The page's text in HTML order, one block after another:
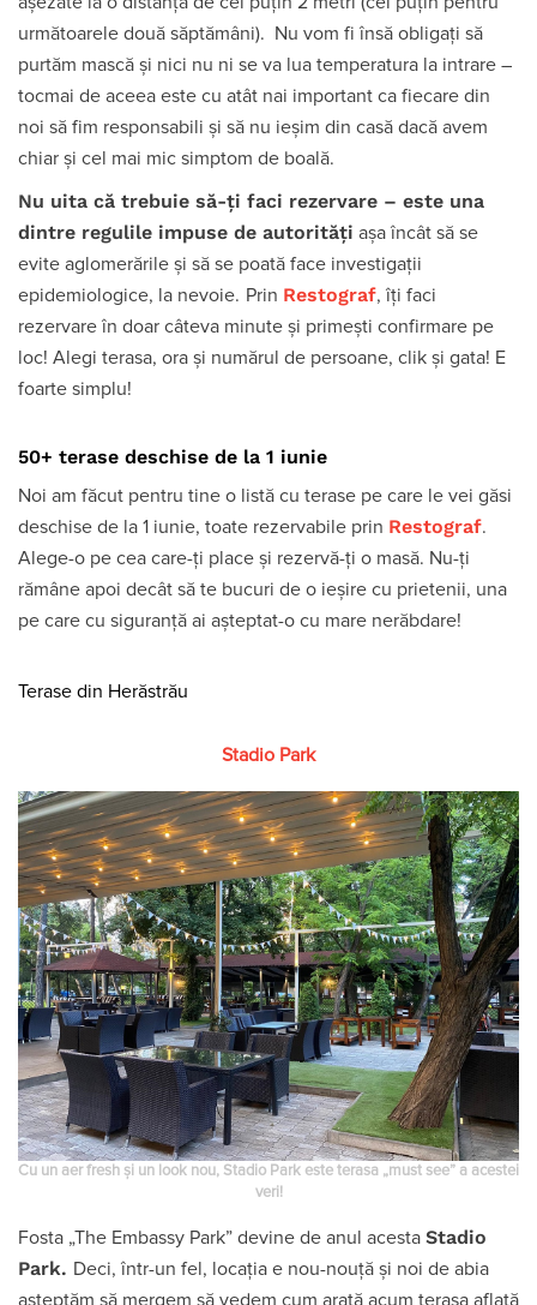
următoarele două săptămâni). Nu vom fi însă obligați să
purtăm mască și nici nu ni se va lua temperatura la intrare –
tocmai de aceea este cu atât nai important ca fiecare din
noi să fim responsabili și să nu ieșim din casă dacă avem
chiar și cel mai mic simptom de boală.
Nu uita că trebuie să-ți faci rezervare – este una
dintre regulile impuse de autorități așa încât să se
evite aglomerările și să se poată face investigații
epidemiologice, la nevoie. Prin Restograf, îți faci
rezervare în doar câteva minute și primești confirmare pe
loc! Alegi terasa, ora și numărul de persoane, clik și gata! E
foarte simplu!
50+ terase deschise de la 1 iunie
Noi am făcut pentru tine o listă cu terase pe care le vei găsi
deschise de la 1 iunie, toate rezervabile prin Restograf.
Alege-o pe cea care-ți place și rezervă-ți o masă. Nu-ți
rămâne apoi decât să te bucuri de o ieșire cu prietenii, una
pe care cu siguranță ai așteptat-o cu mare nerăbdare!
Terase din Herăstrău
Stadio Park
Cu un aer fresh și un look nou, Stadio Park este terasa „must see” a acestei
veri!
Fosta „The Embassy Park” devine de anul acesta Stadio
Park. Deci, într-un fel, locația e nou-nouță și noi de abia
așteptăm să mergem să vedem cum arată acum terasa aflată